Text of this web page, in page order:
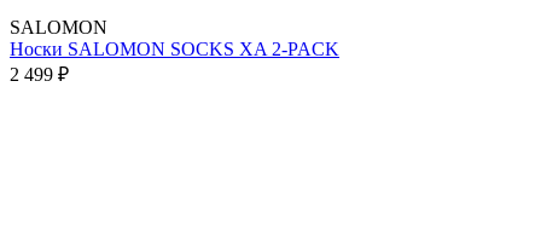
SALOMON
Носки SALOMON SOCKS XA 2-PACK
2 499 ₽